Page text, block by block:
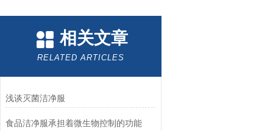
相关文章
RELATED ARTICLES
浅谈灭菌洁净服
食品洁净服承担着微生物控制的功能